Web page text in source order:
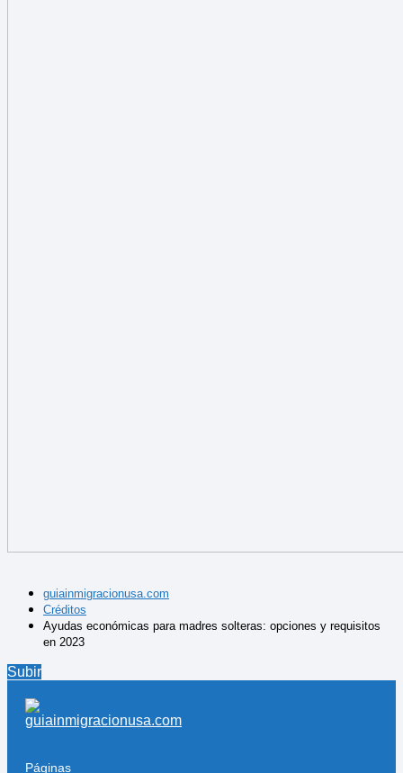
guiainmigracionusa.com
Créditos
Ayudas económicas para madres solteras: opciones y requisitos
en 2023
Subir
Páginas